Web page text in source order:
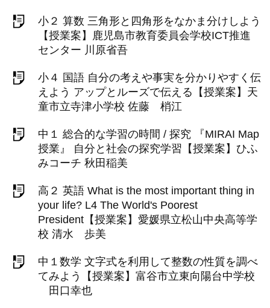
小２ 算数 三角形と四角形をなかま分けしよう
【授業案】鹿児島市教育委員会学校ICT推進
センター 川原省吾
小４ 国語 自分の考えや事実を分かりやすく伝
えよう アップとルーズで伝える【授業案】天
童市立寺津小学校 佐藤 梢江
中１ 総合的な学習の時間 / 探究 『MIRAI Map
授業』 自分と社会の探究学習【授業案】ひふ
みコーチ 秋田稲美
高２ 英語 What is the most important thing in
your life? L4 The World's Poorest
President【授業案】愛媛県立松山中央高等学
校 清水 歩美
中１数学 文字式を利用して整数の性質を調べ
てみよう【授業案】富谷市立東向陽台中学校
田口幸也